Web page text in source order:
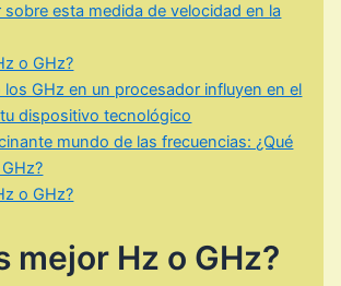
esta medida de velocidad en la
o GHz?
los GHz en un procesador influyen en el
dispositivo tecnológico
mundo de las frecuencias: ¿Qué
o GHz?
mejor Hz o GHz?